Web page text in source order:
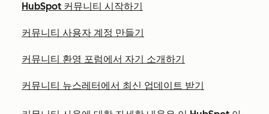
HubSpot 커뮤니티 시작하기
커뮤니티 사용자 계정 만들기
커뮤니티 환영 포럼에서 자기 소개하기
커뮤니티 뉴스레터에서 최신 업데이트 받기